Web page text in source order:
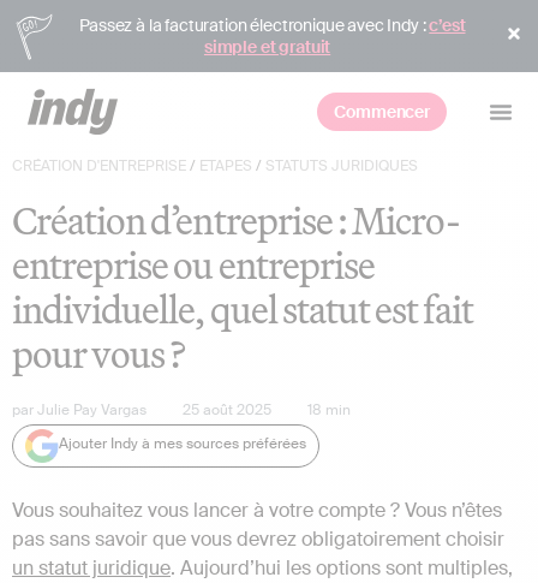
Passez à la facturation électronique avec Indy :c’est
simple et gratuit
Commencer
CRÉATION D'ENTREPRISE/ ETAPES / STATUTS JURIDIQUES
Création d’entreprise : Micro-
entreprise ou entreprise
individuelle, quel statut est fait
pour vous ?
parJulie Pay Vargas 25 août 2025 18 min
Ajouter Indy à mes sources préférées
Vous souhaitez vous lancer à votre compte ? Vous n’êtes
pas sans savoir que vous devrez obligatoirement choisir
un statut juridique. Aujourd’hui les options sont multiples,